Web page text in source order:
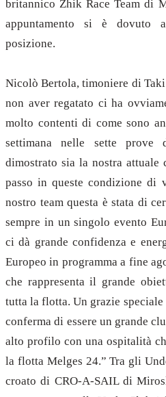
britannico Zhik Race Team di
appuntamento si è dovuto
posizione.
Nicolò Bertola, timoniere di
non aver regatato ci ha
molto contenti di come sono
settimana nelle sette prove
dimostrato sia la nostra
passo in queste condizione di
nostro team questa è stata di
sempre in un singolo evento
ci dà grande confidenza e
Europeo in programma a fine
che rappresenta il grande
tutta la flotta. Un grazie
conferma di essere un grande
alto profilo con una ospitalità
la flotta Melges 24.” Tra gli
croato di CRO-A-SAIL di